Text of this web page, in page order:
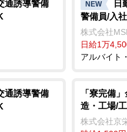
通誘導警備
NEW
日
警備員/入
株式会社
日給1万
アルバイト
通誘導警備
「寮完備
造・工場/
株式会社京